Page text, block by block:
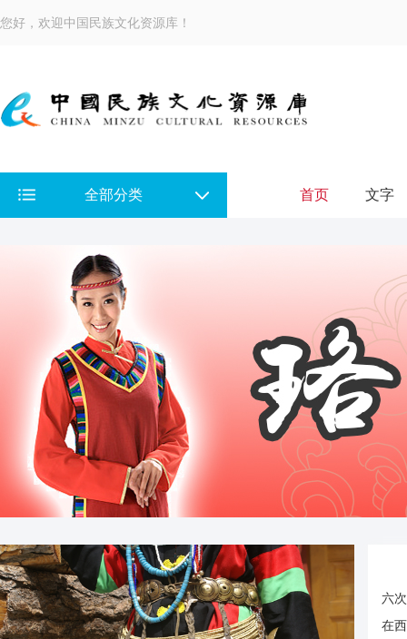
您好，欢迎中国民族文化资源库！
全部分类 首页 文字
六
在